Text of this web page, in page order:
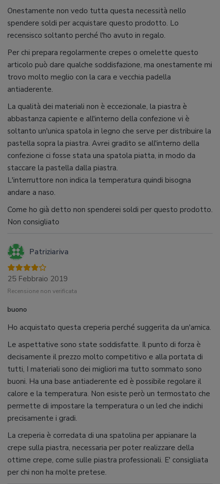
Onestamente non vedo tutta questa necessità nello
spendere soldi per acquistare questo prodotto. Lo
recensisco soltanto perché l'ho avuto in regalo.
Per chi prepara regolarmente crepes o omelette questo
articolo può dare qualche soddisfazione, ma onestamente mi
trovo molto meglio con la cara e vecchia padella
antiaderente.
La qualità dei materiali non è eccezionale, la piastra è
abbastanza capiente e all'interno della confezione vi è
soltanto un'unica spatola in legno che serve per distribuire la
pastella sopra la piastra. Avrei gradito se all'interno della
confezione ci fosse stata una spatola piatta, in modo da
staccare la pastella dalla piastra.
L'interruttore non indica la temperatura quindi bisogna
andare a naso.
Come ho già detto non spenderei soldi per questo prodotto.
Non consigliato
Patriziariva
25 Febbraio 2019
Recensione non verificata
buono
Ho acquistato questa creperia perché suggerita da un'amica.
Le aspettative sono state soddisfatte. Il punto di forza è
decisamente il prezzo molto competitivo e alla portata di
tutti, I materiali sono dei migliori ma tutto sommato sono
buoni. Ha una base antiaderente ed è possibile regolare il
calore e la temperatura. Non esiste però un termostato che
permette di impostare la temperatura o un led che indichi
precisamente i gradi.
La creperia è corredata di una spatolina per appianare la
crepe sulla piastra, necessaria per poter realizzare della
ottime crepe, come sulle piastra professionali. E' consigliata
per chi non ha molte pretese.